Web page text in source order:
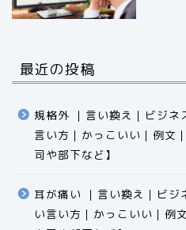
最近の投稿
規格外 ｜言い換え｜ビジネ
言い方｜かっこいい｜例文
司や部下など】​​​​​​​​​​​​​​​​
耳が痛い ｜言い換え｜ビジ
い言い方｜かっこいい｜例